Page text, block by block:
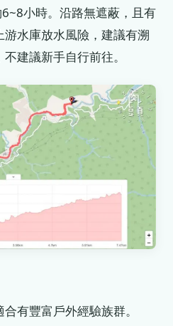
小時。沿路無遮蔽，且有
水庫放水風險，建議有溯
建議新手自行前往。
合有豐富戶外經驗族群。